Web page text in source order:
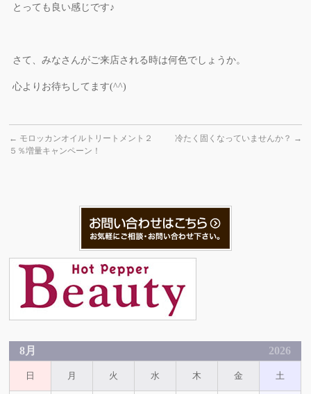
とっても良い感じです♪
さて、みなさんがご来店される時は何色でしょうか。
心よりお待ちしてます(^^)
← モロッカンオイルトリートメント２
５％増量キャンペーン！
冷たく固くなっていませんか？ →
8月 2026
日 月 火 水 木 金 土